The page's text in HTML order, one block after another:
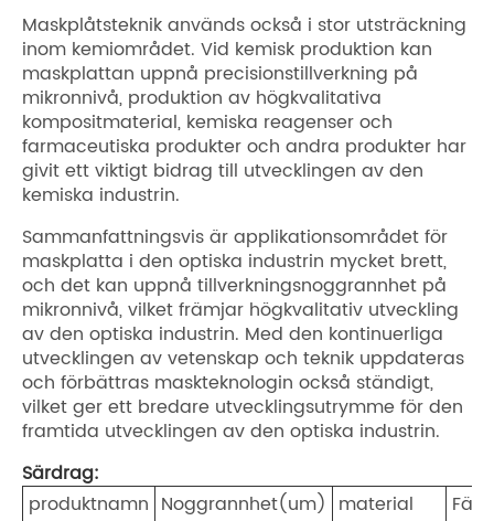
Maskplåtsteknik används också i stor utsträckning
inom kemiområdet. Vid kemisk produktion kan
maskplattan uppnå precisionstillverkning på
mikronnivå, produktion av högkvalitativa
kompositmaterial, kemiska reagenser och
farmaceutiska produkter och andra produkter har
givit ett viktigt bidrag till utvecklingen av den
kemiska industrin.
Sammanfattningsvis är applikationsområdet för
maskplatta i den optiska industrin mycket brett,
och det kan uppnå tillverkningsnoggrannhet på
mikronnivå, vilket främjar högkvalitativ utveckling
av den optiska industrin. Med den kontinuerliga
utvecklingen av vetenskap och teknik uppdateras
och förbättras maskteknologin också ständigt,
vilket ger ett bredare utvecklingsutrymme för den
framtida utvecklingen av den optiska industrin.
Särdrag:
produktnamn Noggrannhet(um) material
Färg